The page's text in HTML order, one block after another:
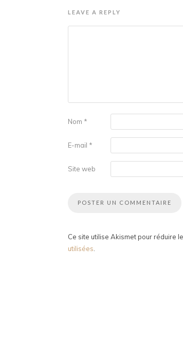
LEAVE A REPLY
Nom *
E-mail *
Site web
Ce site utilise Akismet pour réduire
utilisées